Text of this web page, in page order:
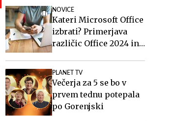
NOVICE
Kateri Microsoft Office
izbrati? Primerjava
različic Office 2024 in
PLANET TV
Večerja za 5 se bo v
prvem tednu potepala
po Gorenjski